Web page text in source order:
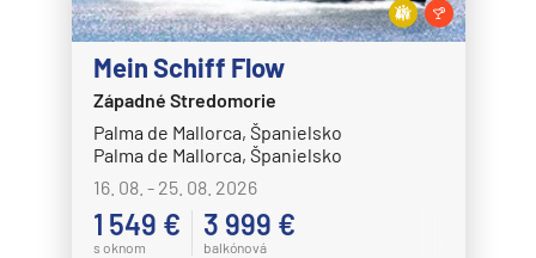
Celestyal Discovery
Celestyal Journey
Celestyal Olympia
Costa Cruises
Costa Deliziosa
Costa Diadema
Mein Schiff Flow
Západné Stredomorie
Palma de Mallorca, Španielsko
Palma de Mallorca, Španielsko
16. 08. - 25. 08. 2026
1 549 €
s oknom
3 999 €
balkónová